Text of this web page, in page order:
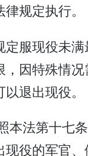
规定执行。
定服现役未
，因特殊情
退出现役。
本法第十七
现役的军官